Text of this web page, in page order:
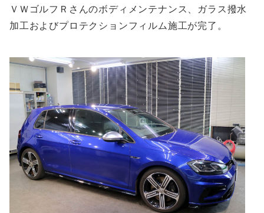
ＶＷゴルフＲさんのボディメンテナンス、ガラス撥水
加工およびプロテクションフィルム施工が完了。